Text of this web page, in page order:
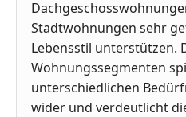
Stadtwohnungen sehr
Lebensstil unterstützen.
Wohnungssegmenten
unterschiedlichen
wider und verdeutlicht